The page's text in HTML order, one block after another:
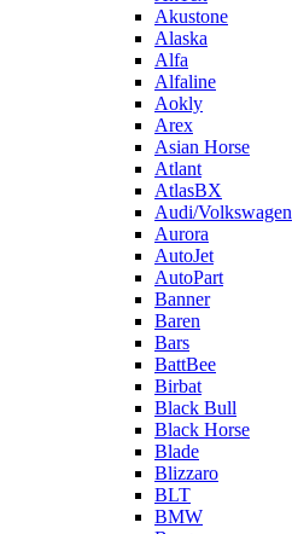
Akustone
Alaska
Alfa
Alfaline
Aokly
Arex
Asian Horse
Atlant
AtlasBX
Audi/Volkswagen
Aurora
AutoJet
AutoPart
Banner
Baren
Bars
BattBee
Birbat
Black Bull
Black Horse
Blade
Blizzaro
BLT
BMW